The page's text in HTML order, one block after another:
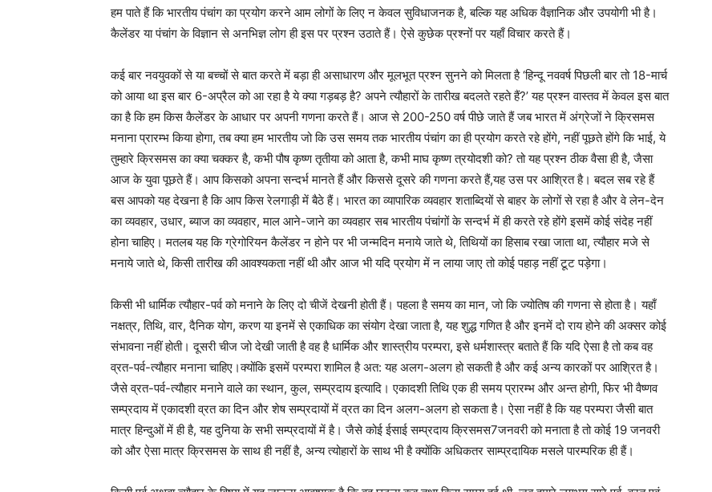
हम पाते हैं कि भारतीय पंचांग का प्रयोग करने आम लोगों के लिए न केवल सुविधाजनक है, बल्कि यह अधिक वैज्ञानिक और उपयोगी भी है।
कैलेंडर या पंचांग के विज्ञान से अनभिज्ञ लोग ही इस पर प्रश्न उठाते हैं। ऐसे कुछेक प्रश्नों पर यहाँ विचार करते हैं।
कई बार नवयुवकों से या बच्चों से बात करते में बड़ा ही असाधारण और मूलभूत प्रश्न सुनने को मिलता है ‘हिन्दू नववर्ष पिछली बार तो 18-मार्च
को आया था इस बार 6-अप्रैल को आ रहा है ये क्या गड़बड़ है? अपने त्यौहारों के तारीख बदलते रहते हैं?’ यह प्रश्न वास्तव में केवल इस बात
का है कि हम किस कैलेंडर के आधार पर अपनी गणना करते हैं। आज से 200-250 वर्ष पीछे जाते हैं जब भारत में अंग्रेजों ने क्रिसमस
मनाना प्रारम्भ किया होगा, तब क्या हम भारतीय जो कि उस समय तक भारतीय पंचांग का ही प्रयोग करते रहे होंगे, नहीं पूछते होंगे कि भाई, ये
तुम्हारे क्रिसमस का क्या चक्कर है, कभी पौष कृष्ण तृतीया को आता है, कभी माघ कृष्ण त्रयोदशी को? तो यह प्रश्न ठीक वैसा ही है, जैसा
आज के युवा पूछते हैं। आप किसको अपना सन्दर्भ मानते हैं और किससे दूसरे की गणना करते हैं,यह उस पर आश्रित है। बदल सब रहे हैं
बस आपको यह देखना है कि आप किस रेलगाड़ी में बैठे हैं। भारत का व्यापारिक व्यवहार शताब्दियों से बाहर के लोगों से रहा है और वे लेन-देन
का व्यवहार, उधार, ब्याज का व्यवहार, माल आने-जाने का व्यवहार सब भारतीय पंचांगों के सन्दर्भ में ही करते रहे होंगे इसमें कोई संदेह नहीं
होना चाहिए। मतलब यह कि ग्रेगोरियन कैलेंडर न होने पर भी जन्मदिन मनाये जाते थे, तिथियों का हिसाब रखा जाता था, त्यौहार मजे से
मनाये जाते थे, किसी तारीख की आवश्यकता नहीं थी और आज भी यदि प्रयोग में न लाया जाए तो कोई पहाड़ नहीं टूट पड़ेगा।
किसी भी धार्मिक त्यौहार-पर्व को मनाने के लिए दो चीजें देखनी होती हैं। पहला है समय का मान, जो कि ज्योतिष की गणना से होता है। यहाँ
नक्षत्र, तिथि, वार, दैनिक योग, करण या इनमें से एकाधिक का संयोग देखा जाता है, यह शुद्ध गणित है और इनमें दो राय होने की अक्सर कोई
संभावना नहीं होती। दूसरी चीज जो देखी जाती है वह है धार्मिक और शास्त्रीय परम्परा, इसे धर्मशास्त्र बताते हैं कि यदि ऐसा है तो कब वह
व्रत-पर्व-त्यौहार मनाना चाहिए।क्योंकि इसमें परम्परा शामिल है अत: यह अलग-अलग हो सकती है और कई अन्य कारकों पर आश्रित है।
जैसे व्रत-पर्व-त्यौहार मनाने वाले का स्थान, कुल, सम्प्रदाय इत्यादि। एकादशी तिथि एक ही समय प्रारम्भ और अन्त होगी, फिर भी वैष्णव
सम्प्रदाय में एकादशी व्रत का दिन और शेष सम्प्रदायों में व्रत का दिन अलग-अलग हो सकता है। ऐसा नहीं है कि यह परम्परा जैसी बात
मात्र हिन्दुओं में ही है, यह दुनिया के सभी सम्प्रदायों में है। जैसे कोई ईसाई सम्प्रदाय क्रिसमस7जनवरी को मनाता है तो कोई 19 जनवरी
को और ऐसा मात्र क्रिसमस के साथ ही नहीं है, अन्य त्योहारों के साथ भी है क्योंकि अधिकतर साम्प्रदायिक मसले पारम्परिक ही हैं।